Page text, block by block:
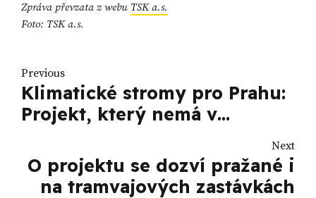
Zpráva převzata z webu TSK a.s.
Foto: TSK a.s.
Previous
Klimatické stromy pro Prahu:
Projekt, který nemá v
Next
O projektu se dozví pražané i
na tramvajových zastávkách